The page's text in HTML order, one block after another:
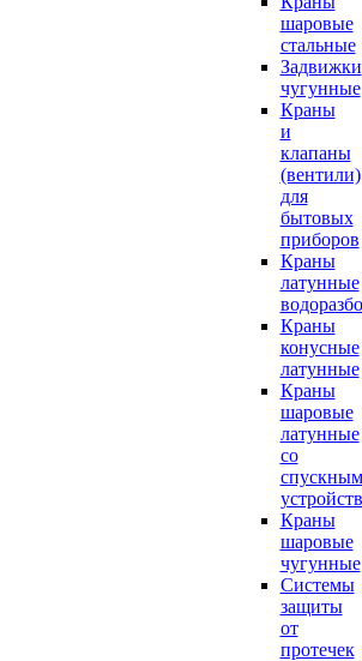
шаровые
стальные
Задвижки
чугунные
Краны
и
клапаны
(вентили)
для
бытовых
приборов
Краны
латунные
Краны
конусные
латунные
Краны
шаровые
латунные
со
спускным
Краны
шаровые
чугунные
Системы
защиты
от
протечек